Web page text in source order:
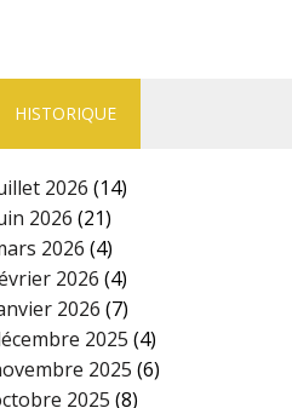
HISTORIQUE
2026 (14)
2026 (21)
2026 (4)
2026 (4)
2026 (7)
2025 (4)
2025 (6)
2025 (8)